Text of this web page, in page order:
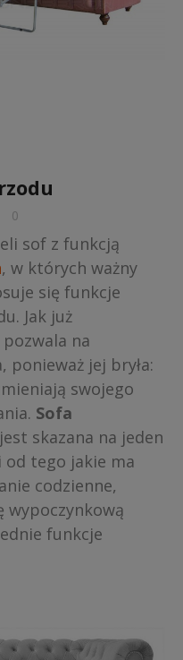
0
sof z funkcją
, w których ważny
się funkcje
Jak już
na
ponieważ jej bryła:
swojego
Sofa
skazana na jeden
od tego jakie ma
codzienne,
wypoczynkową
funkcje